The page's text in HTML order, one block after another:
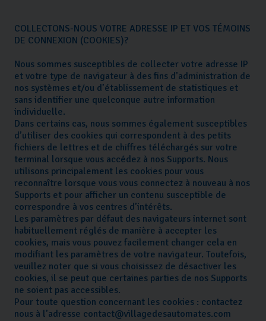
COLLECTONS-NOUS VOTRE ADRESSE IP ET VOS TÉMOINS
DE CONNEXION (COOKIES)?
Nous sommes susceptibles de collecter votre adresse IP
et votre type de navigateur à des fins d’administration de
nos systèmes et/ou d’établissement de statistiques et
sans identifier une quelconque autre information
individuelle.
Dans certains cas, nous sommes également susceptibles
d’utiliser des cookies qui correspondent à des petits
fichiers de lettres et de chiffres téléchargés sur votre
terminal lorsque vous accédez à nos Supports. Nous
utilisons principalement les cookies pour vous
reconnaître lorsque vous vous connectez à nouveau à nos
Supports et pour afficher un contenu susceptible de
correspondre à vos centres d’intérêts.
Les paramètres par défaut des navigateurs internet sont
habituellement réglés de manière à accepter les
cookies, mais vous pouvez facilement changer cela en
modifiant les paramètres de votre navigateur. Toutefois,
veuillez noter que si vous choisissez de désactiver les
cookies, il se peut que certaines parties de nos Supports
ne soient pas accessibles.
Pour toute question concernant les cookies : contactez
nous à l’adresse contact@villagedesautomates.com